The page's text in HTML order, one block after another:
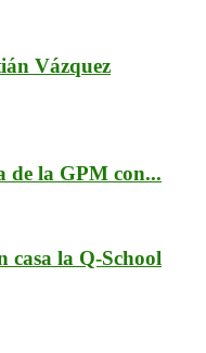
Vázquez
de la GPM con...
casa la Q-School